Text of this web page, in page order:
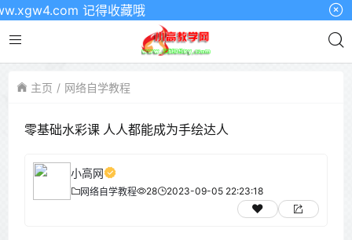
记得收藏哦
主页 网络自学教程
零基础水彩课 人人都能成为手绘达人
小高网
网络自学教程 28 2023-09-05 22:23:18